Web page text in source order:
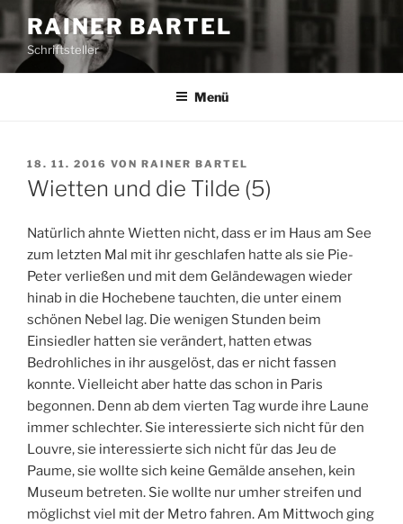
Z
m
I
RAINER BARTEL
Schriftsteller
Menü
V
E
R
F
E
N
T
I
C
H
A
M
18. 11. 2016 VON RAINER BARTEL
Wietten und die Tilde (5)
Natürlich ahnte Wietten nicht, dass er im Haus am See
zum letzten Mal mit ihr geschlafen hatte als sie Pie-
Peter verließen und mit dem Geländewagen wieder
hinab in die Hochebene tauchten, die unter einem
schönen Nebel lag. Die wenigen Stunden beim
Einsiedler hatten sie verändert, hatten etwas
Bedrohliches in ihr ausgelöst, das er nicht fassen
konnte. Vielleicht aber hatte das schon in Paris
begonnen. Denn ab dem vierten Tag wurde ihre Laune
immer schlechter. Sie interessierte sich nicht für den
Louvre, sie interessierte sich nicht für das Jeu de
Paume, sie wollte sich keine Gemälde ansehen, kein
Museum betreten. Sie wollte nur umher streifen und
möglichst viel mit der Metro fahren. Am Mittwoch ging